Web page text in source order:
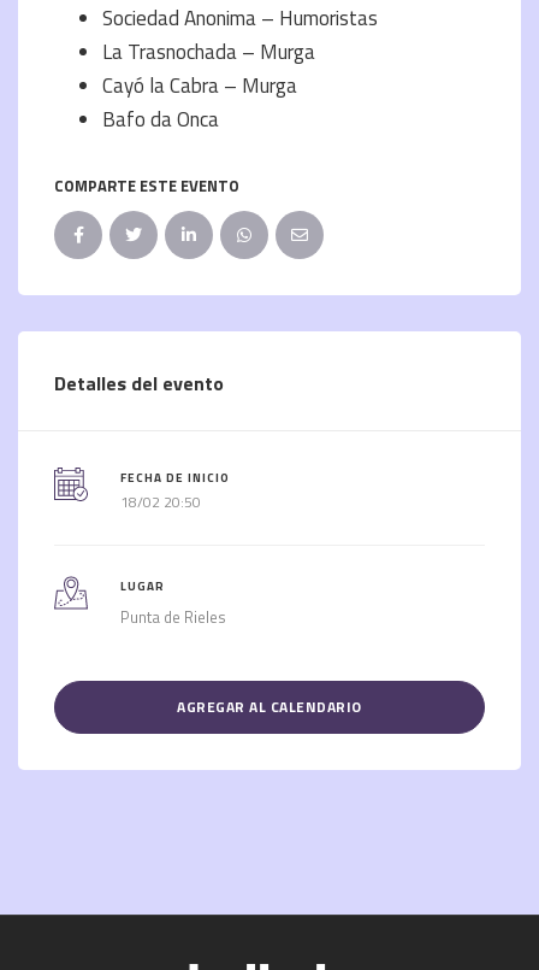
Sociedad Anonima – Humoristas
La Trasnochada – Murga
Cayó la Cabra – Murga
Bafo da Onca
COMPARTE ESTE EVENTO
Detalles del evento
FECHA DE INICIO
18/02 20:50
LUGAR
Punta de Rieles
AGREGAR AL CALENDARIO